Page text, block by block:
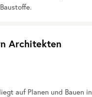
Architekten
auf Planen und Bauen in